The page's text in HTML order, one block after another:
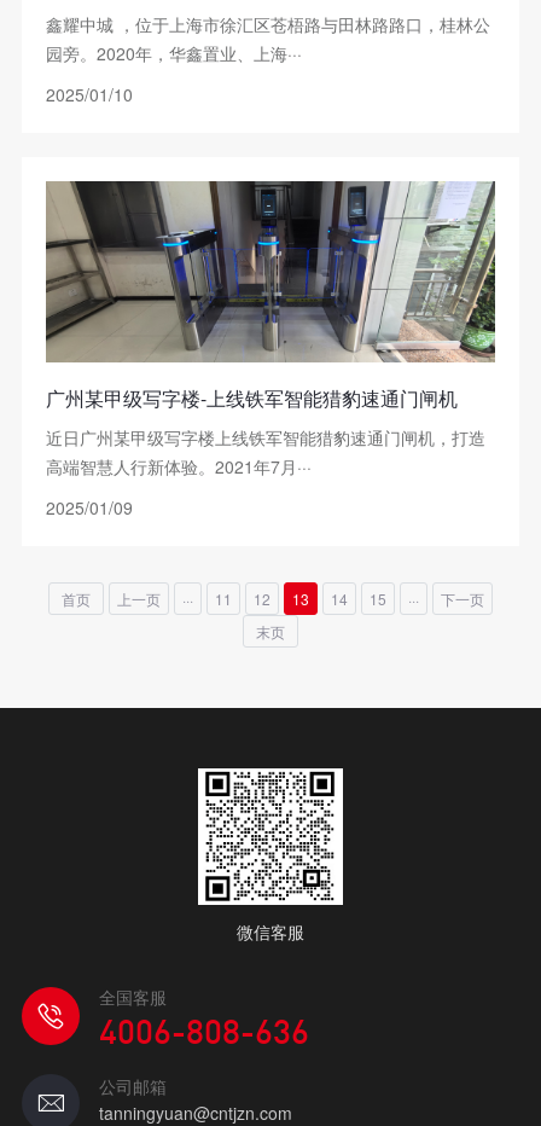
鑫耀中城 ，位于上海市徐汇区苍梧路与田林路路口，桂林公
园旁。2020年，华鑫置业、上海···
2025/01/10
广州某甲级写字楼-上线铁军智能猎豹速通门闸机
近日广州某甲级写字楼上线铁军智能猎豹速通门闸机，打造
高端智慧人行新体验。2021年7月···
2025/01/09
首页 上一页 ··· 11 12 13 14 15 ···
下一页
末页
微信客服
全国客服
4006-808-636
公司邮箱
tanningyuan@cntjzn.com